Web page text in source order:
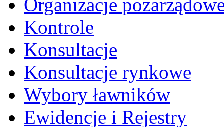
Organizacje
Kontrole
Konsultacje
Konsultacje rynkowe
Wybory ławników
Ewidencje i Rejestry